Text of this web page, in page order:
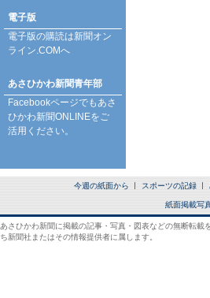
電子版
電子版の購読は新聞オン
ライン.COMへ
あさひかわ新聞青年部
Facebookページでもあさ
ひかわ新聞ONLINEをご
活用ください。
今週の紙面から スポーツの記録
紙面掲載写
あさひかわ新聞に掲載の記事・写真・図表などの無断転載
ち新聞社またはその情報提供者に属します。